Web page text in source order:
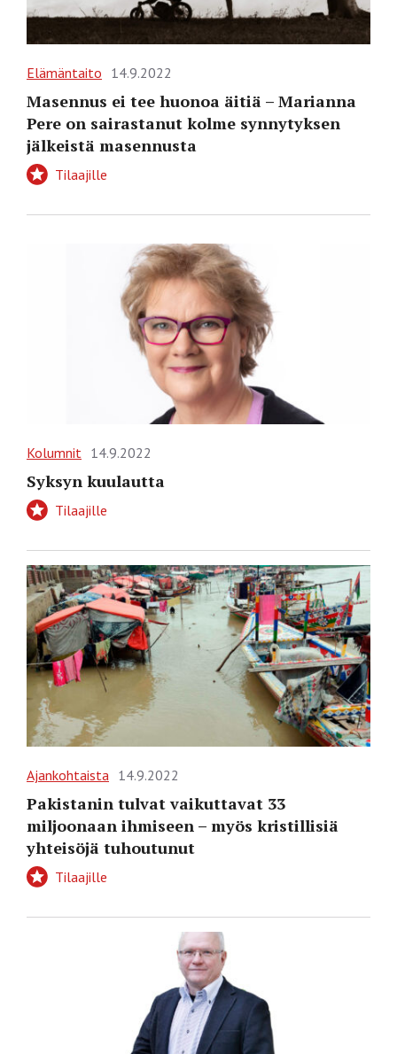
Elämäntaito 14.9.2022
Masennus ei tee huonoa äitiä – Marianna
Pere on sairastanut kolme synnytyksen
jälkeistä masennusta
Tilaajille
Kolumnit 14.9.2022
Syksyn kuulautta
Tilaajille
Ajankohtaista 14.9.2022
Pakistanin tulvat vaikuttavat 33
miljoonaan ihmiseen – myös kristillisiä
yhteisöjä tuhoutunut
Tilaajille